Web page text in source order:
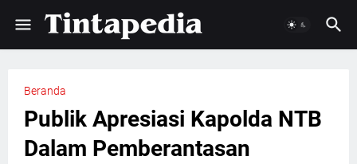
Beranda
Publik Apresiasi Kapolda NTB
Dalam Pemberantasan